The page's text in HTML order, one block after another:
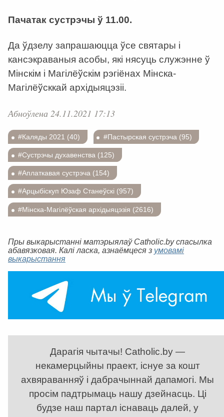
Пачатак сустрэчы ў 11.00.
Да ўдзелу запрашаюцца ўсе святары і
кансэкраваныя асобы, які нясуць служэнне ў
Мінскім і Магілёўскім рэгіёнах Мінска-
Магілёўсккай архідыяцэзіі.
Абноўлена 24.11.2021 17:13
#Каляды 2021 (40) #Пастырская сустрэча (95)
#Сустрэчы духавенства (125)
#Аплаткавая сустрэча (154)
#Арцыбіскуп Юзаф Станеўскі (957)
#Мінска-Магілёўская архідыяцэзія (2616)
Пры выкарыстанні матэрыялаў Catholic.by спасылка
абавязковая. Калі ласка, азнаёмцеся з умовамі
выкарыстання
Дарагія чытачы! Catholic.by —
некамерцыйны праект, існуе за кошт
ахвяраванняў і дабрачыннай дапамогі. Мы
просім падтрымаць нашу дзейнасць. Ці
будзе наш партал існаваць далей, у